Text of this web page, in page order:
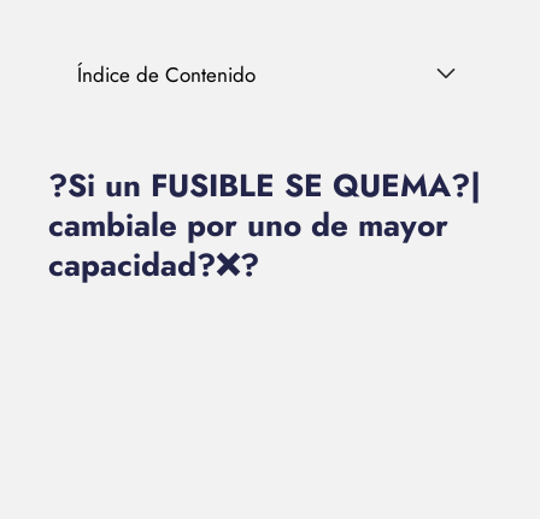
Índice de Contenido
?Si un FUSIBLE SE QUEMA?|
cambiale por uno de mayor
capacidad?❌?